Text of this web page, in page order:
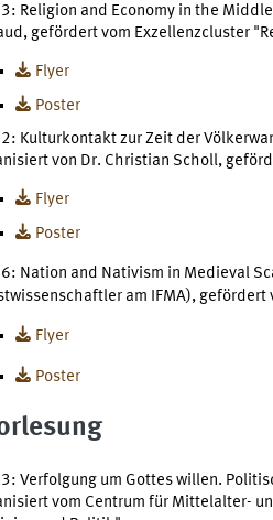
Religion and Economy in the
gefördert vom Exzellenzcluster
Flyer
Poster
Kulturkontakt zur Zeit der
von Dr. Christian Scholl,
Flyer
Poster
Nation and Nativism in Medieval
am IFMA),
Flyer
Poster
Verfolgung um Gottes willen.
vom Centrum für Mittelalter-